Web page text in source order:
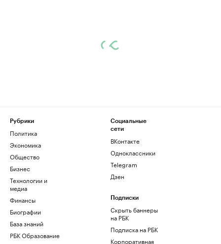
Рубрики
Политика
Экономика
Общество
Бизнес
Технологии и
медиа
Финансы
Биографии
База знаний
РБК Образование
Социальные
сети
ВКонтакте
Одноклассники
Telegram
Дзен
Подписки
Скрыть баннеры
на РБК
Подписка на РБК
Корпоративная